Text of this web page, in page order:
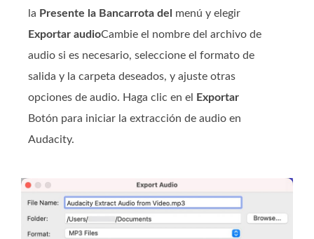
la Presente la Bancarrota del menú y elegir
Exportar audioCambie el nombre del archivo de
audio si es necesario, seleccione el formato de
salida y la carpeta deseados, y ajuste otras
opciones de audio. Haga clic en el
Exportar
Botón para iniciar la extracción de audio en
Audacity.